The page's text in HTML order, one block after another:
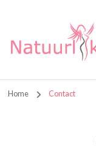
Home Contact